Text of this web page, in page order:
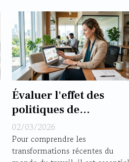
Évaluer l'effet des
politiques de
télétravail sur la
productivité des
entreprises
02/03/2026
Pour comprendre les
transformations récentes du